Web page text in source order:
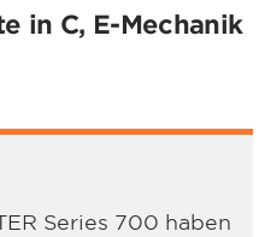
in C, E-Mechanik
Series 700 haben